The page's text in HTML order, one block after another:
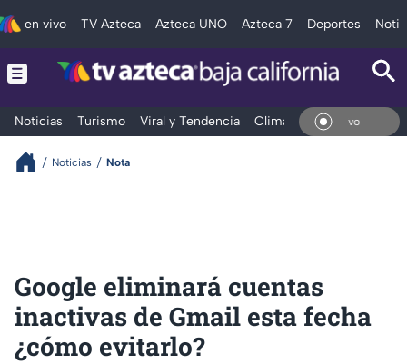
en vivo TV Azteca Azteca UNO Azteca 7 Deportes
Noticias Turismo Viral y Tendencia Clima Deportes En
Noticias Nota
Google eliminará cuentas
inactivas de Gmail esta fecha
¿cómo evitarlo?